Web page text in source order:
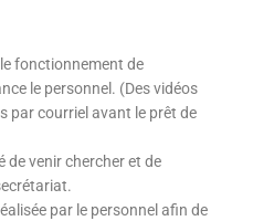
fonctionnement de
le personnel. (Des vidéos
par courriel avant le prêt de
de venir chercher et de
par le personnel afin de